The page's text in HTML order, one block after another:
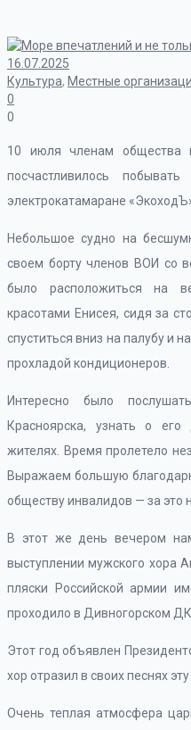
16.07.2025
Культура, Местные
0
0
10 июля членам общества
посчастливилось
электрокатамаране
Небольшое судно на
своем борту членов ВОИ со
было расположиться на
красотами Енисея, сидя за
спуститься вниз на палубу и
прохладой кондиционеров.
Интересно было
Красноярска, узнать о его
жителях. Время пролетело
Выражаем большую
обществу инвалидов — за это
В этот же день вечером
выступлении мужского хора
пляски Российской армии
проходило в Дивногорском ДК
Этот год объявлен
хор отразил в своих песнях эту
Очень теплая атмосфера